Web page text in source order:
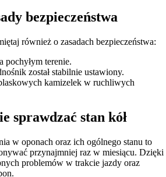
bezpieczeństwa
również o zasadach bezpieczeństwa:
pochyłym terenie.
został stabilnie ustawiony.
kamizelek w ruchliwych
sprawdzać stan kół
w oponach oraz ich ogólnego stanu to
przynajmniej raz w miesiącu. Dzięki
problemów w trakcie jazdy oraz